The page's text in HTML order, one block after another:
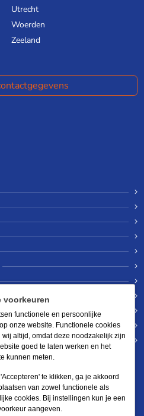
Utrecht
Woerden
Zeeland
voorkeuren
functionele en persoonlijke
onze website. Functionele cookies
wij altijd, omdat deze noodzakelijk zijn
goed te laten werken en het
kunnen meten.
te klikken, ga je akkoord
van zowel functionele als
cookies. Bij instellingen kun je een
aangeven.